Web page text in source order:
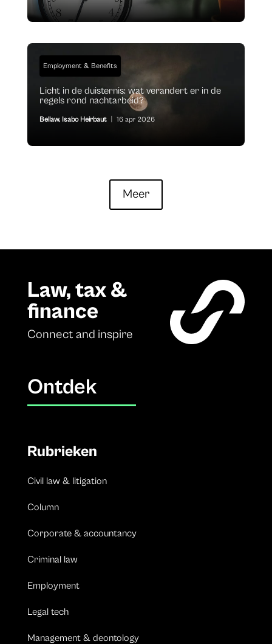
Employment & Benefits
Licht in de duisternis: wat verandert er in de
regels rond nachtarbeid?
Bellaw, Isabo Heirbaut 16 apr 2026
Meer
Law, tax &
finance
Connect and inspire
Ontdek
Rubrieken
Civil law & litigation
Column
Corporate & accountancy
Criminal law
Employment
Legal tech
Management & deontology